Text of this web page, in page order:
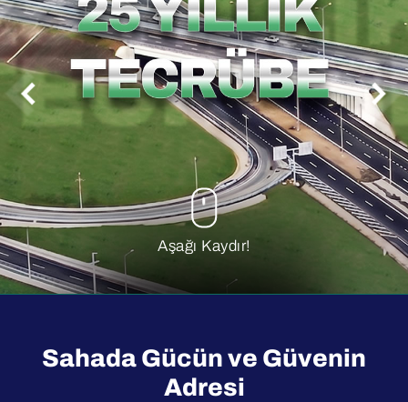
Aşağı Kaydır!
Sahada Gücün ve Güvenin
Adresi